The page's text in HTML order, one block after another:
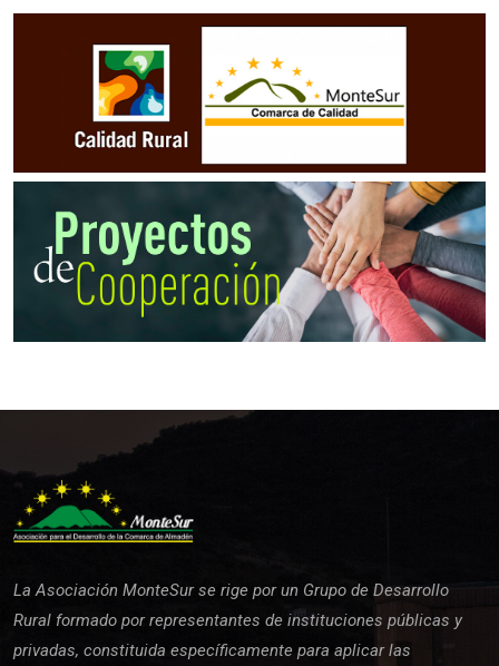
La Asociación MonteSur se rige por un Grupo de Desarrollo
Rural formado por representantes de instituciones públicas y
privadas, constituida específicamente para aplicar las